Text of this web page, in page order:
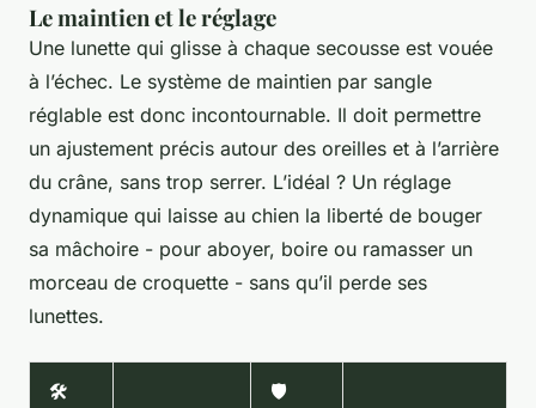
Le maintien et le réglage
Une lunette qui glisse à chaque secousse est vouée
à l’échec. Le système de maintien par sangle
réglable est donc incontournable. Il doit permettre
un ajustement précis autour des oreilles et à l’arrière
du crâne, sans trop serrer. L’idéal ? Un réglage
dynamique qui laisse au chien la liberté de bouger
sa mâchoire - pour aboyer, boire ou ramasser un
morceau de croquette - sans qu’il perde ses
lunettes.
🛠️
🛡️